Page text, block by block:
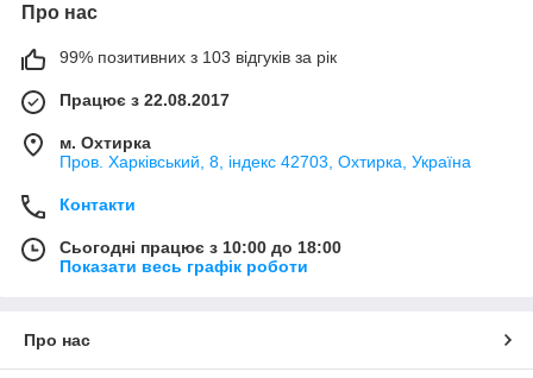
Про нас
99% позитивних з 103 відгуків за рік
Працює з 22.08.2017
м. Охтирка
Пров. Харківський, 8, індекс 42703, Охтирка, Україна
Контакти
Сьогодні працює з 10:00 до 18:00
Показати весь графік роботи
Про нас